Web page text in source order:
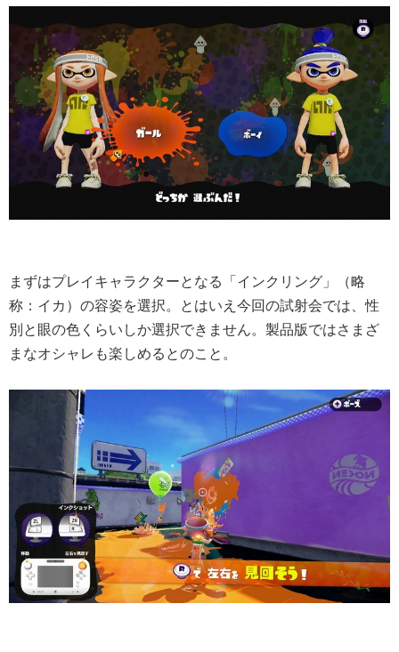
まずはプレイキャラクターとなる「インクリング」（略
称：イカ）の容姿を選択。とはいえ今回の試射会では、性
別と眼の色くらいしか選択できません。製品版ではさまざ
まなオシャレも楽しめるとのこと。